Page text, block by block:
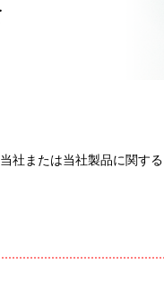
当社または当社製品に関する